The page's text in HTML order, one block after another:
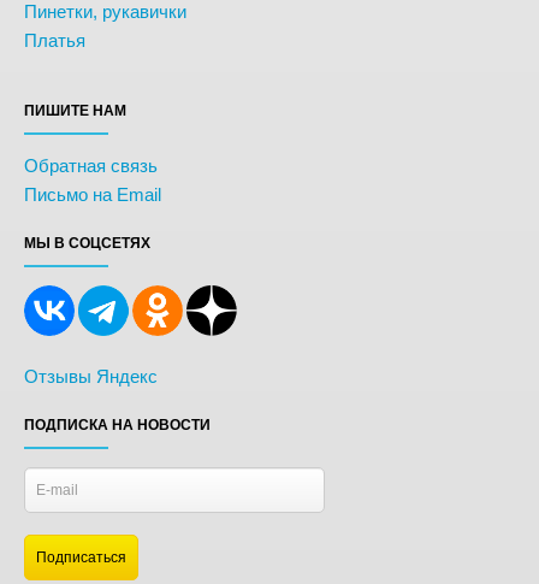
Пинетки, рукавички
Платья
ПИШИТЕ НАМ
Обратная связь
Письмо на Email
МЫ В СОЦСЕТЯХ
Отзывы Яндекс
ПОДПИСКА НА НОВОСТИ